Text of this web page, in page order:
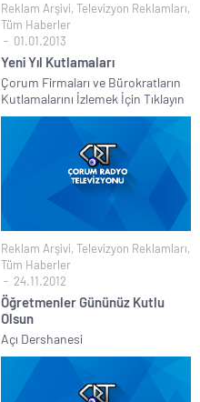
Reklam Arşivi, Televizyon Reklamları,
Tüm Haberler
01.01.2013
Yeni Yıl Kutlamaları
Çorum Firmaları ve Bürokratların
Kutlamalarını İzlemek İçin Tıklayın
Reklam Arşivi, Televizyon Reklamları,
Tüm Haberler
24.11.2012
Öğretmenler Gününüz Kutlu
Olsun
Açı Dershanesi